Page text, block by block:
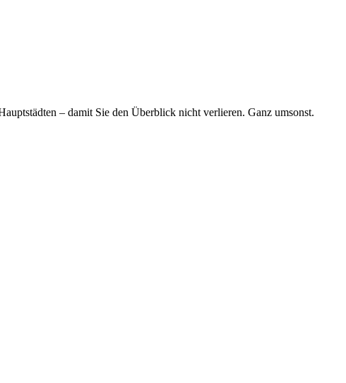
– damit Sie den Überblick nicht verlieren. Ganz umsonst.